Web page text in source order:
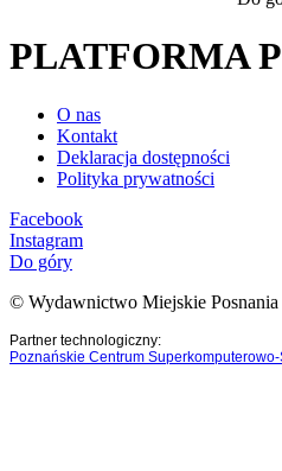
PLATFORMA
O nas
Kontakt
Deklaracja dostępności
Polityka prywatności
Facebook
Instagram
Do góry
© Wydawnictwo Miejskie Posnania
Partner technologiczny:
Poznańskie Centrum